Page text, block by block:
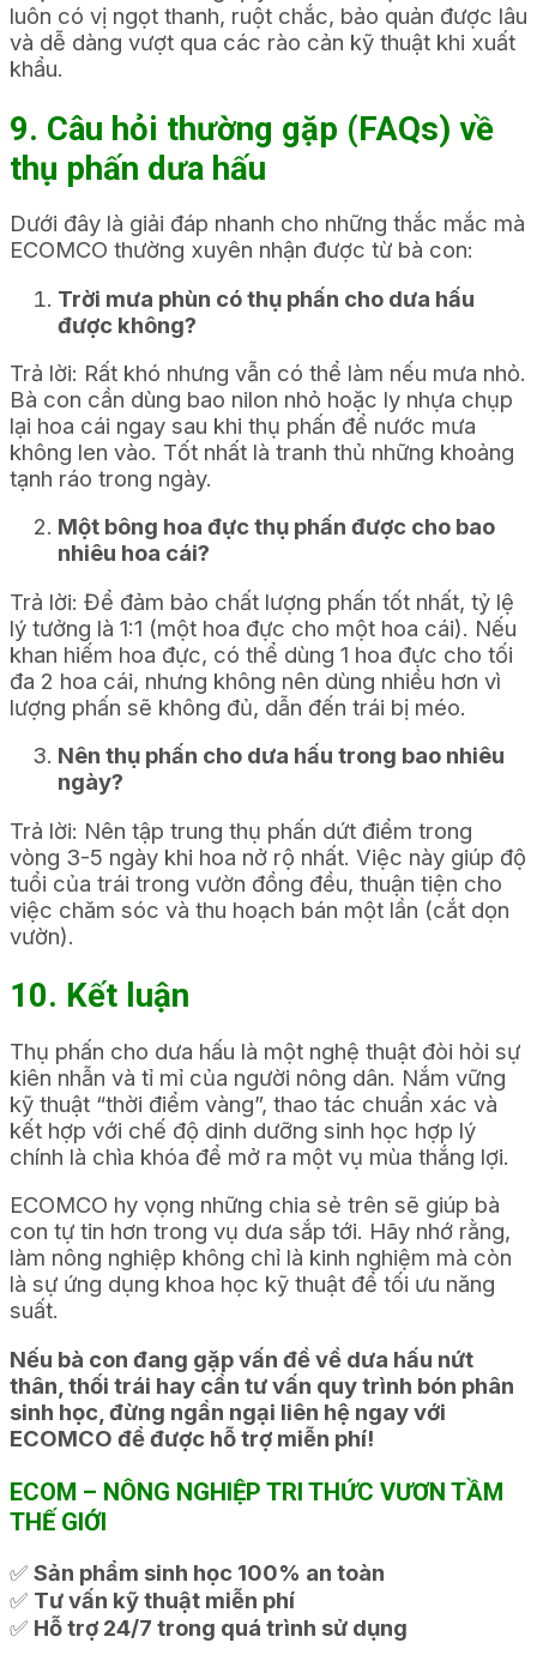
luôn có vị ngọt thanh, ruột chắc, bảo quản được lâu
và dễ dàng vượt qua các rào cản kỹ thuật khi xuất
khẩu.
9. Câu hỏi thường gặp (FAQs) về
thụ phấn dưa hấu
Dưới đây là giải đáp nhanh cho những thắc mắc mà
ECOMCO thường xuyên nhận được từ bà con:
Trời mưa phùn có thụ phấn cho dưa hấu
được không?
Trả lời: Rất khó nhưng vẫn có thể làm nếu mưa nhỏ.
Bà con cần dùng bao nilon nhỏ hoặc ly nhựa chụp
lại hoa cái ngay sau khi thụ phấn để nước mưa
không len vào. Tốt nhất là tranh thủ những khoảng
tạnh ráo trong ngày.
Một bông hoa đực thụ phấn được cho bao
nhiêu hoa cái?
Trả lời: Để đảm bảo chất lượng phấn tốt nhất, tỷ lệ
lý tưởng là 1:1 (một hoa đực cho một hoa cái). Nếu
khan hiếm hoa đực, có thể dùng 1 hoa đực cho tối
đa 2 hoa cái, nhưng không nên dùng nhiều hơn vì
lượng phấn sẽ không đủ, dẫn đến trái bị méo.
Nên thụ phấn cho dưa hấu trong bao nhiêu
ngày?
Trả lời: Nên tập trung thụ phấn dứt điểm trong
vòng 3-5 ngày khi hoa nở rộ nhất. Việc này giúp độ
tuổi của trái trong vườn đồng đều, thuận tiện cho
việc chăm sóc và thu hoạch bán một lần (cắt dọn
vườn).
10. Kết luận
Thụ phấn cho dưa hấu là một nghệ thuật đòi hỏi sự
kiên nhẫn và tỉ mỉ của người nông dân. Nắm vững
kỹ thuật “thời điểm vàng”, thao tác chuẩn xác và
kết hợp với chế độ dinh dưỡng sinh học hợp lý
chính là chìa khóa để mở ra một vụ mùa thắng lợi.
ECOMCO hy vọng những chia sẻ trên sẽ giúp bà
con tự tin hơn trong vụ dưa sắp tới. Hãy nhớ rằng,
làm nông nghiệp không chỉ là kinh nghiệm mà còn
là sự ứng dụng khoa học kỹ thuật để tối ưu năng
suất.
Nếu bà con đang gặp vấn đề về dưa hấu nứt
thân, thối trái hay cần tư vấn quy trình bón phân
sinh học, đừng ngần ngại liên hệ ngay với
ECOMCO để được hỗ trợ miễn phí!
ECOM – NÔNG NGHIỆP TRI THỨC VƯƠN TẦM
THẾ GIỚI
✅ Sản phẩm sinh học 100% an toàn
✅ Tư vấn kỹ thuật miễn phí
✅ Hỗ trợ 24/7 trong quá trình sử dụng